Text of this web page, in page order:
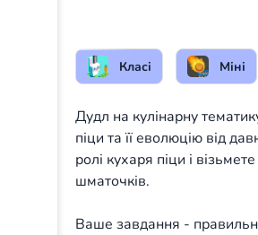
Класі Міні
Дудл на кулінарну
піци та її еволюцію від
ролі кухаря піци і
шматочків.
Ваше завдання -